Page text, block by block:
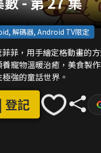
解碼器, Android TV限定
菲，用手繪定格動畫的
養寵物溫暖治癒，美食製
強的童話世界。
登記